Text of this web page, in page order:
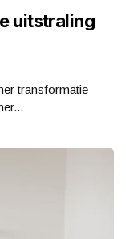
uitstraling
transformatie